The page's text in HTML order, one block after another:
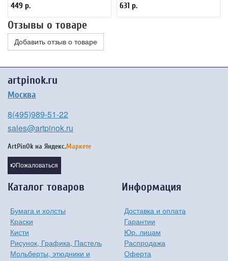
449 р. 631 р.
Отзывы о товаре
Добавить отзыв о товаре
artpinok.ru
Москва
8(495)989-51-22
sales@artpinok.ru
ArtPinOk на Яндекс.Маркете
Пожаловаться
Каталог товаров
Бумага и холсты
Краски
Кисти
Рисунок, Графика, Пастель
Мольберты, этюдники и
Информация
Доставка и оплата
Гарантии
Юр. лицам
Распродажа
Оферта